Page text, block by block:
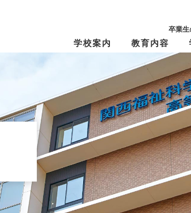
卒業
学校案内
校長からのメッセージ 学園の
キャンパスマップ スクー
Tama Café （食堂） 夢と志
動画アーカイブス
教育内容
学習・教育システム 学びの
特別進学Ⅰコース 特別進
保育進学コース 卒業生
年間行事・制服紹介 文化祭
修学旅行
進路指導 進路実績
生徒募集要項 学費・
資料請求 オープ